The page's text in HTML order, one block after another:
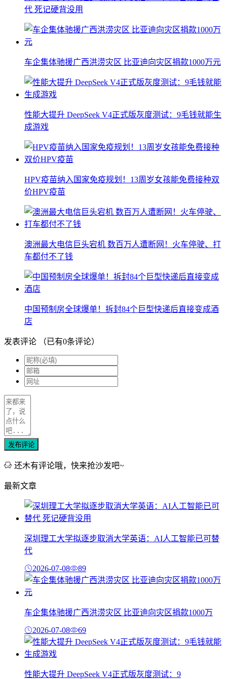
代 死记硬背没用
车企集体驰援广西洪涝灾区 比亚迪向灾区捐款1000万元
性能大提升 DeepSeek V4正式版灰度测试：9毛钱就能生
成游戏
HPV疫苗纳入国家免疫规划！13周岁女孩能免费接种双
价HPV疫苗
澳洲最大电信巨头宕机 数百万人遭断网！火车停驶、打
车都付不了钱
中国预制房全球爆单！拆封84个巨型快递后直接变成酒
店
发表评论 （已有0条评论）
发布评论
还木有评论哦，快来抢沙发吧~
最新文章
深圳理工大学拟逐步取消大学英语：AI人工智能已可替
代
2026-07-08 89
车企集体驰援广西洪涝灾区 比亚迪向灾区捐款1000万
2026-07-08 69
性能大提升 DeepSeek V4正式版灰度测试：9